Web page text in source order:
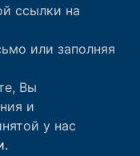
ссылки на
или заполняя
Вы
и
у нас